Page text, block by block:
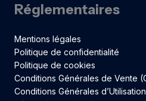
Réglementaires
Mentions légales
Politique de confidentialité
Politique de cookies
Conditions Générales de Vente
Conditions Générales